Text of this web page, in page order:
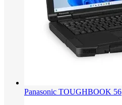
Panasonic TOUGHBOOK 56